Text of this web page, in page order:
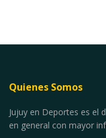
Quienes Somos
Jujuy en Deportes es el
en general con mayor